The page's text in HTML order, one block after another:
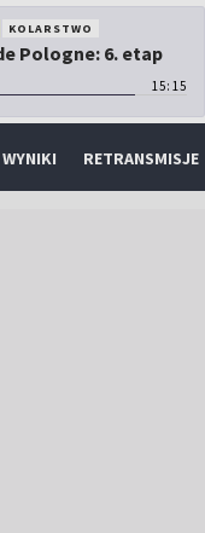
KOLARSTWO
Pologne: 6. etap
15:15
WYNIKI RETRANSMISJE